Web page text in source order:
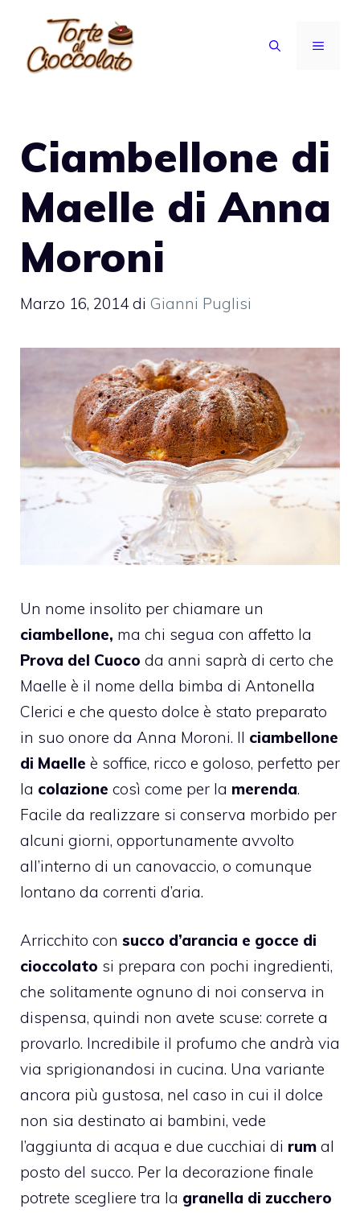
contenuto
MENU
Ciambellone di
Maelle di Anna
Moroni
Marzo 16, 2014 di Gianni Puglisi
Un nome insolito per chiamare un
ciambellone, ma chi segua con affetto la
Prova del Cuoco da anni saprà di certo che
Maelle è il nome della bimba di Antonella
Clerici e che questo dolce è stato preparato
in suo onore da Anna Moroni. Il ciambellone
di Maelle è soffice, ricco e goloso, perfetto per
la colazione così come per la merenda.
Facile da realizzare si conserva morbido per
alcuni giorni, opportunamente avvolto
all’interno di un canovaccio, o comunque
lontano da correnti d’aria.
Arricchito con succo d’arancia e gocce di
cioccolato si prepara con pochi ingredienti,
che solitamente ognuno di noi conserva in
dispensa, quindi non avete scuse: correte a
provarlo. Incredibile il profumo che andrà via
via sprigionandosi in cucina. Una variante
ancora più gustosa, nel caso in cui il dolce
non sia destinato ai bambini, vede
l’aggiunta di acqua e due cucchiai di rum al
posto del succo. Per la decorazione finale
potrete scegliere tra la granella di zucchero